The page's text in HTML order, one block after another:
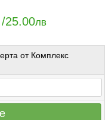
/25.00лв
от Комплекс